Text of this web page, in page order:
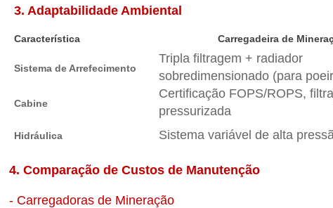
3. Adaptabilidade Ambiental
Característica Carregadeira de
Sistema de Arrefecimento
Tripla filtragem + radiador
sobredimensionado (para
Cabine
Certificação FOPS/ROPS,
pressurizada
Hidráulica Sistema variável de alta
4. Comparação de Custos de Manutenção
- Carregadoras de Mineração